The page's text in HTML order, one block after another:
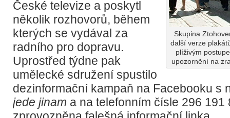
Skupina
další verze
plíživým
upozornění na
České televize a poskytl
několik rozhovorů, během
kterých se vydával za
radního pro dopravu.
Uprostřed týdne pak
umělecké sdružení spustilo
dezinformační kampaň na Facebooku s
jede jinam a na telefonním čísle 296 191